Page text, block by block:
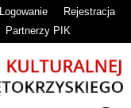
Rejestracja
Logowanie
Partnerzy PIK